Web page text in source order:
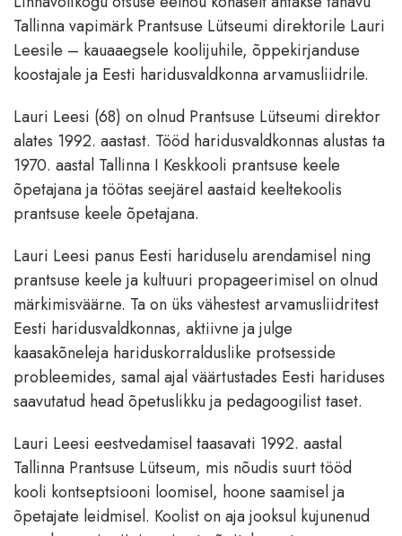
Tallinna vapimärk Prantsuse Lütseumi direktorile Lauri
Leesile – kauaaegsele koolijuhile, õppekirjanduse
koostajale ja Eesti haridusvaldkonna arvamusliidrile.
Lauri Leesi (68) on olnud Prantsuse Lütseumi direktor
alates 1992. aastast. Tööd haridusvaldkonnas alustas ta
1970. aastal Tallinna I Keskkooli prantsuse keele
õpetajana ja töötas seejärel aastaid keeltekoolis
prantsuse keele õpetajana.
Lauri Leesi panus Eesti hariduselu arendamisel ning
prantsuse keele ja kultuuri propageerimisel on olnud
märkimisväärne. Ta on üks vähestest arvamusliidritest
Eesti haridusvaldkonnas, aktiivne ja julge
kaasakõneleja hariduskorralduslike protsesside
probleemides, samal ajal väärtustades Eesti hariduses
saavutatud head õpetuslikku ja pedagoogilist taset.
Lauri Leesi eestvedamisel taasavati 1992. aastal
Tallinna Prantsuse Lütseum, mis nõudis suurt tööd
kooli kontseptsiooni loomisel, hoone saamisel ja
õpetajate leidmisel. Koolist on aja jooksul kujunenud